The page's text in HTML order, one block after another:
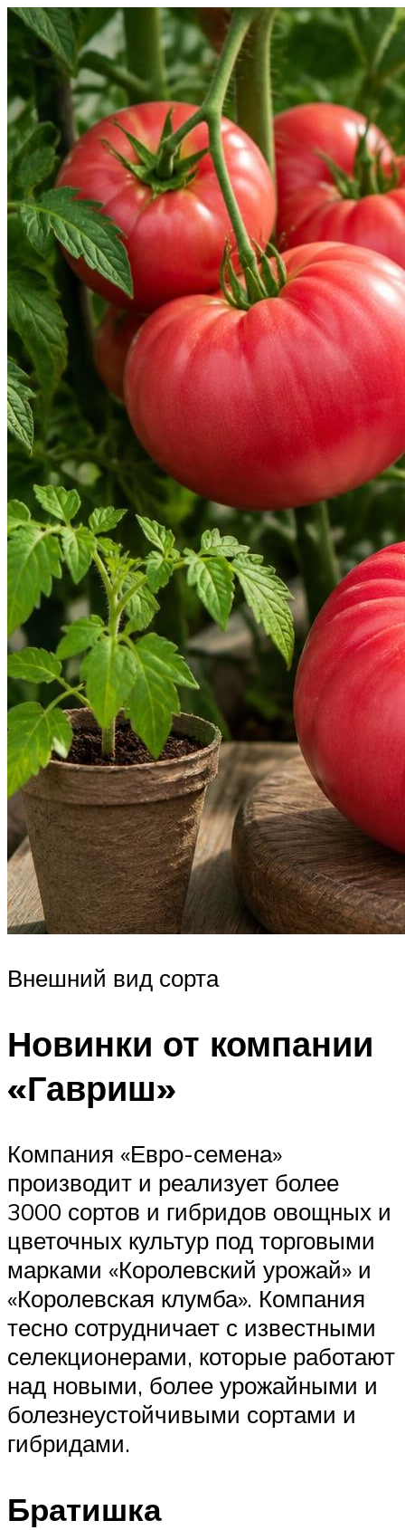
Внешний вид сорта
Новинки от компании
«Гавриш»
Компания «Евро-семена»
производит и реализует более
3000 сортов и гибридов овощных и
цветочных культур под торговыми
марками «Королевский урожай» и
«Королевская клумба». Компания
тесно сотрудничает с известными
селекционерами, которые работают
над новыми, более урожайными и
болезнеустойчивыми сортами и
гибридами.
Братишка